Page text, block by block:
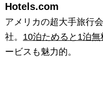
Hotels.com
アメリカの超大手旅行
社。 10泊ためると1泊
ービスも魅力的。